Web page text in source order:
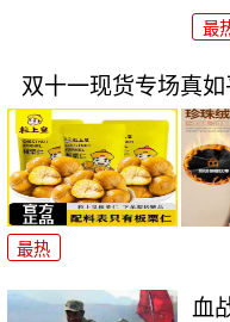
最
双十一现货专场真如
最热
血